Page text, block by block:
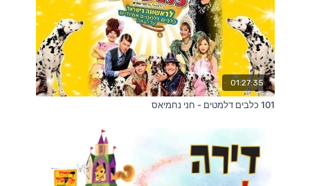
01:27:35
101 כלבים דלמטים - חני נחמיאס